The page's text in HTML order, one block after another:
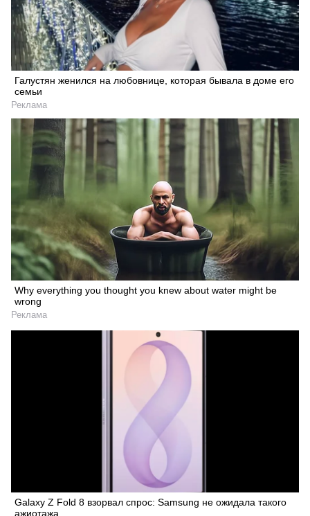
Искать
Галустян женился на любовнице, которая бывала в доме его
семьи
Реклама
Why everything you thought you knew about water might be
wrong
Реклама
Galaxy Z Fold 8 взорвал спрос: Samsung не ожидала такого
ажиотажа